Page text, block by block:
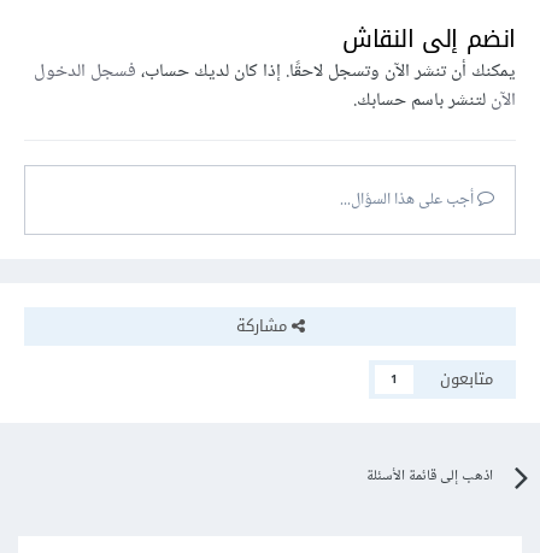
انضم إلى النقاش
يمكنك أن تنشر الآن وتسجل لاحقًا. إذا كان لديك حساب،فسجل الدخول
الآنلتنشر باسم حسابك.
أجب على هذا السؤال...
مشاركة
متابعون
1
اذهب إلى قائمة الأسئلة